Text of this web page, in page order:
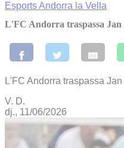
EsportsAndorra la Vella
L'FC Andorra traspassa
L'FC Andorra traspassa
V. D.
dj., 11/06/2026